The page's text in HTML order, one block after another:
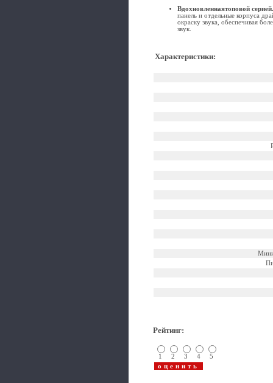
Вдохновленнаятоповой серией.
панель и отдельные корпуса
окраску звука, обеспечивая
звук.
Характеристики:
Рейтинг:
1 2 3 4 5